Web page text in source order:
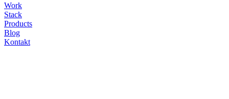
Work
Stack
Products
Blog
Kontakt